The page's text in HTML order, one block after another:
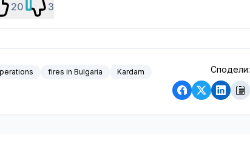
20 3
fires in Bulgaria Kardam Сподели: